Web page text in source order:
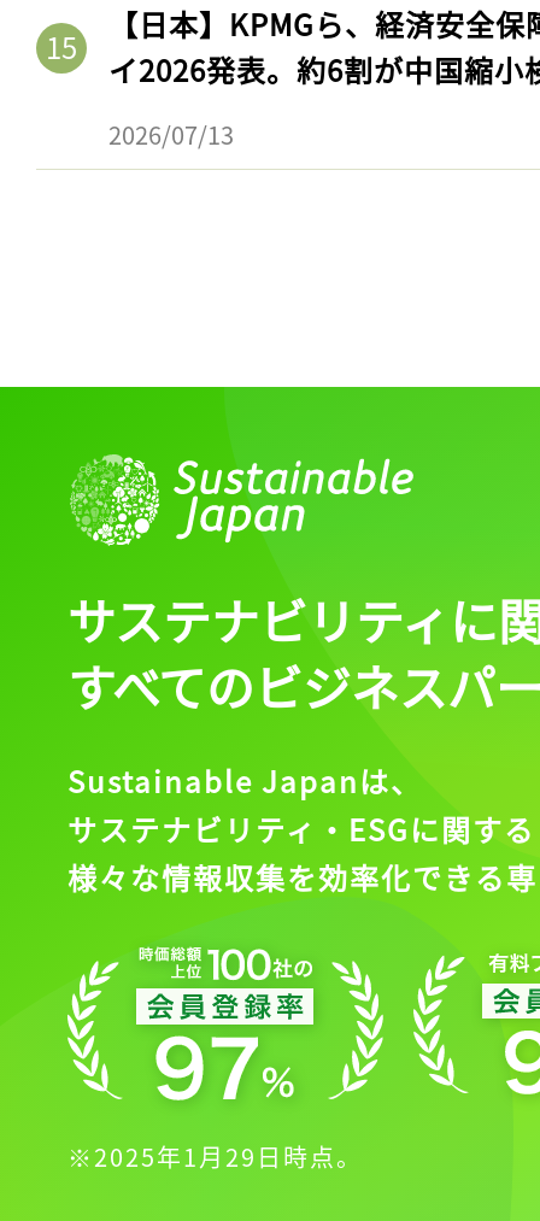
【日本】KPMGら、経済安全
イ2026発表。約6割が中国縮小
2026/07/13
サステナビリティに
すべてのビジネスパ
Sustainable Japanは、
サステナビリティ・ESGに関する
様々な情報収集を効率化できる
※2025年1月29日時点。